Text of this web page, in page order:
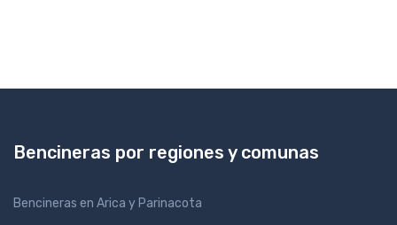
Bencineras por regiones y comunas
Bencineras en Arica y Parinacota